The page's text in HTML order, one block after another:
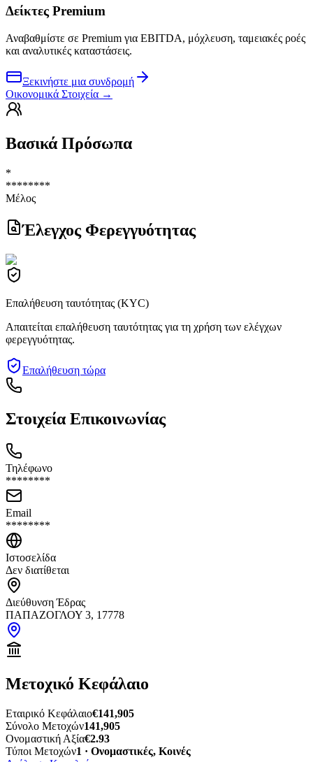
Δείκτες Premium
Αναβαθμίστε σε Premium για EBITDA, μόχλευση, ταμειακές ροές
και αναλυτικές καταστάσεις.
Ξεκινήστε μια συνδρομή
Οικονομικά Στοιχεία →
Βασικά Πρόσωπα
*
********
Μέλος
Έλεγχος Φερεγγυότητας
Επαλήθευση ταυτότητας (KYC)
Απαιτείται επαλήθευση ταυτότητας για τη χρήση των ελέγχων
φερεγγυότητας.
Επαλήθευση τώρα
Στοιχεία Επικοινωνίας
Τηλέφωνο
********
Email
********
Ιστοσελίδα
Δεν διατίθεται
Διεύθυνση Έδρας
ΠΑΠΑΖΟΓΛΟΥ 3, 17778
Μετοχικό Κεφάλαιο
Εταιρικό Κεφάλαιο€141,905
Σύνολο Μετοχών141,905
Ονομαστική Αξία€2.93
Τύποι Μετοχών1 · Ονομαστικές, Κοινές